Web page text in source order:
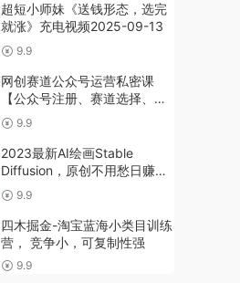
超短小师妹《送钱形态，选完
就涨》充电视频2025-09-13
9.9
网创赛道公众号运营私密课
【公众号注册、赛道选择、话
题选择、引流变现】全流程
9.9
2023最新AI绘画Stable
Diffusion，原创不用愁日赚
1000+【软件+教程】
9.9
四木掘金-淘宝蓝海小类目训练
营， 竞争小，可复制性强
9.9